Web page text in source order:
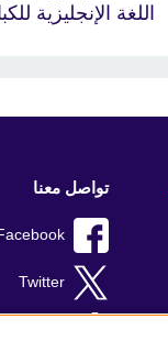
اللغة الإنجليزية
تواصل معنا
Twitter